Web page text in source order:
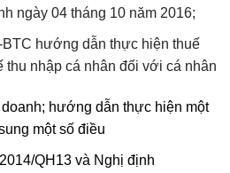
ngày 04 tháng 10 năm 2016;
hướng dẫn thực hiện thuế
thu nhập cá nhân đối với cá nhân
hướng dẫn thực hiện một
một số điều
QH13 và Nghị định